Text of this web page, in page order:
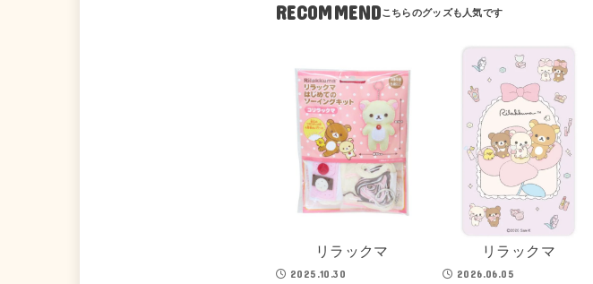
RECOMMEND
リラックマ
2025.10.30
リラックマ
2026.06.05